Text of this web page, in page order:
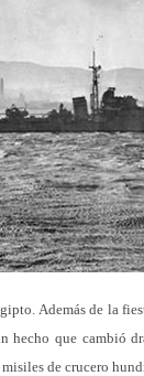
Además de la
hecho que cambió
de crucero